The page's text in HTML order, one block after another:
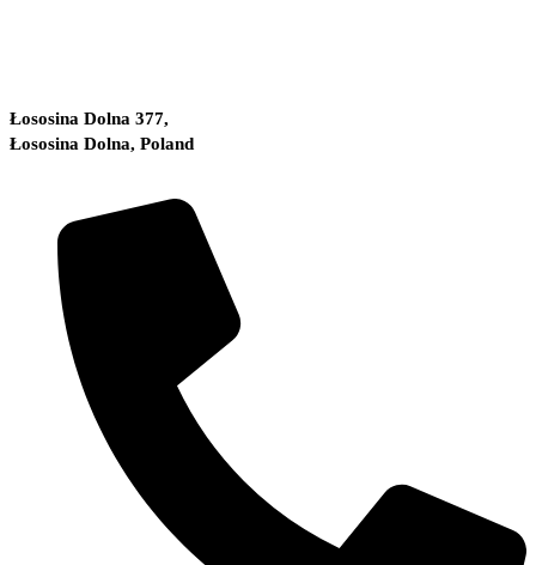
Łososina Dolna 377,
Łososina Dolna, Poland